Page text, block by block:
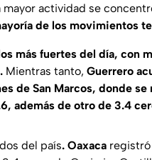
mayor actividad se
de los movimientos
más fuertes del día, con
Mientras tanto, Guerrero
de San Marcos, donde
además de otro de 3.4
del país. Oaxaca